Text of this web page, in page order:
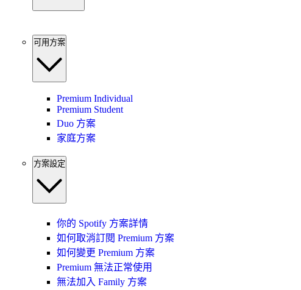
可用方案
Premium Individual
Premium Student
Duo 方案
家庭方案
方案設定
你的 Spotify 方案詳情
如何取消訂閱 Premium 方案
如何變更 Premium 方案
Premium 無法正常使用
無法加入 Family 方案